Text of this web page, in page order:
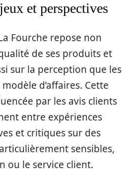
et perspectives
Fourche repose non
de ses produits et
sur la perception que les
d’affaires. Cette
par les avis clients
entre expériences
et critiques sur des
sensibles,
ou le service client.